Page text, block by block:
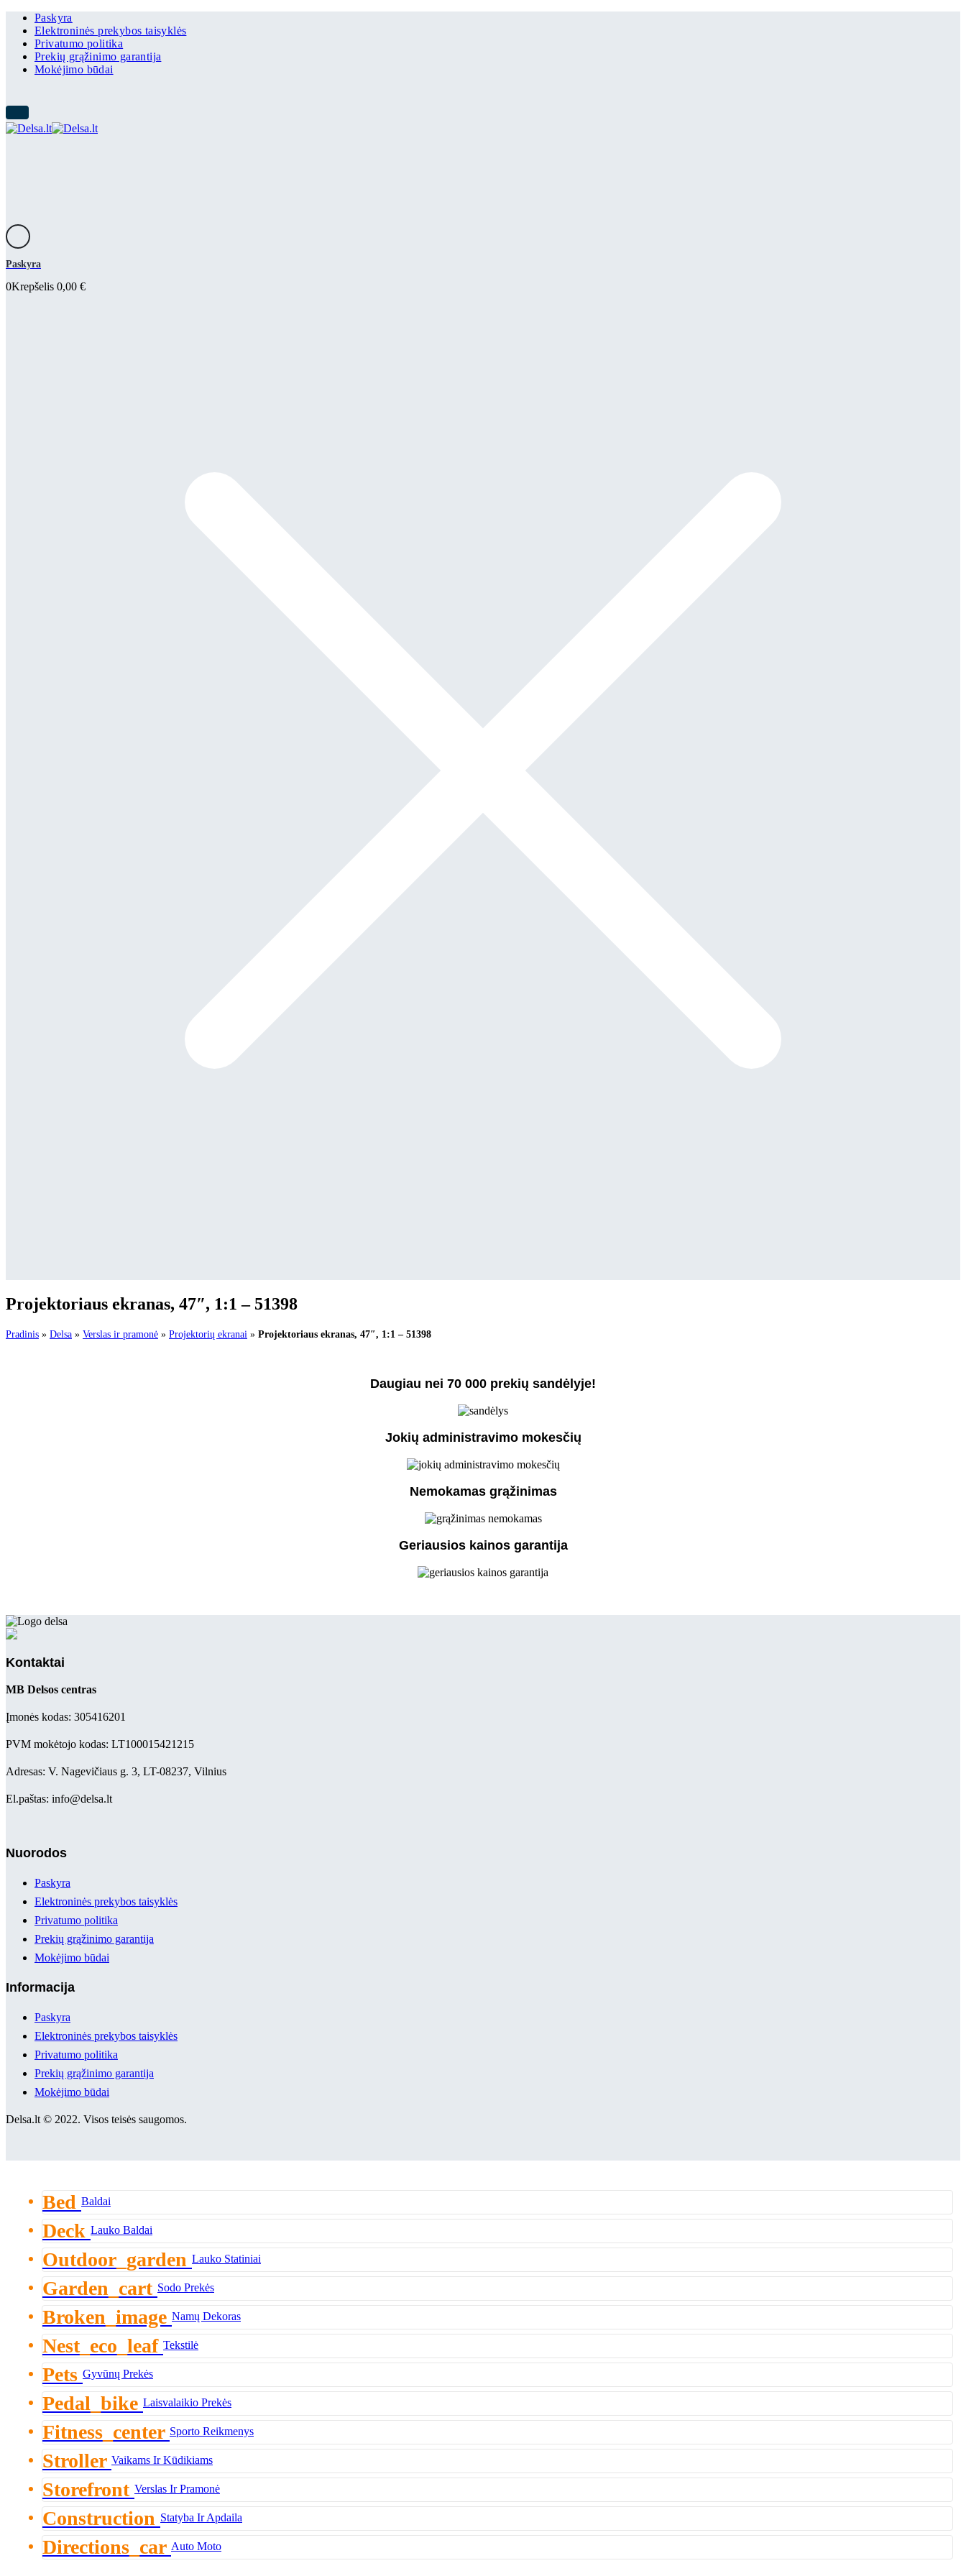
Paskyra
Elektroninės prekybos taisyklės
Privatumo politika
Prekių grąžinimo garantija
Mokėjimo būdai
Paskyra
0Krepšelis 0,00 €
Projektoriaus ekranas, 47″, 1:1 – 51398
Pradinis » Delsa » Verslas ir pramonė » Projektorių ekranai » Projektoriaus ekranas, 47″, 1:1 – 51398
Daugiau nei 70 000 prekių sandėlyje!
Jokių administravimo mokesčių
Nemokamas grąžinimas
Geriausios kainos garantija
Kontaktai
MB Delsos centras
Įmonės kodas: 305416201
PVM mokėtojo kodas: LT100015421215
Adresas: V. Nagevičiaus g. 3, LT-08237, Vilnius
El.paštas: info@delsa.lt
Nuorodos
Paskyra
Elektroninės prekybos taisyklės
Privatumo politika
Prekių grąžinimo garantija
Mokėjimo būdai
Informacija
Paskyra
Elektroninės prekybos taisyklės
Privatumo politika
Prekių grąžinimo garantija
Mokėjimo būdai
Delsa.lt © 2022. Visos teisės saugomos.
Bed Baldai
Deck Lauko Baldai
Outdoor_garden Lauko Statiniai
Garden_cart Sodo Prekės
Broken_image Namų Dekoras
Nest_eco_leaf Tekstilė
Pets Gyvūnų Prekės
Pedal_bike Laisvalaikio Prekės
Fitness_center Sporto Reikmenys
Stroller Vaikams Ir Kūdikiams
Storefront Verslas Ir Pramonė
Construction Statyba Ir Apdaila
Directions_car Auto Moto